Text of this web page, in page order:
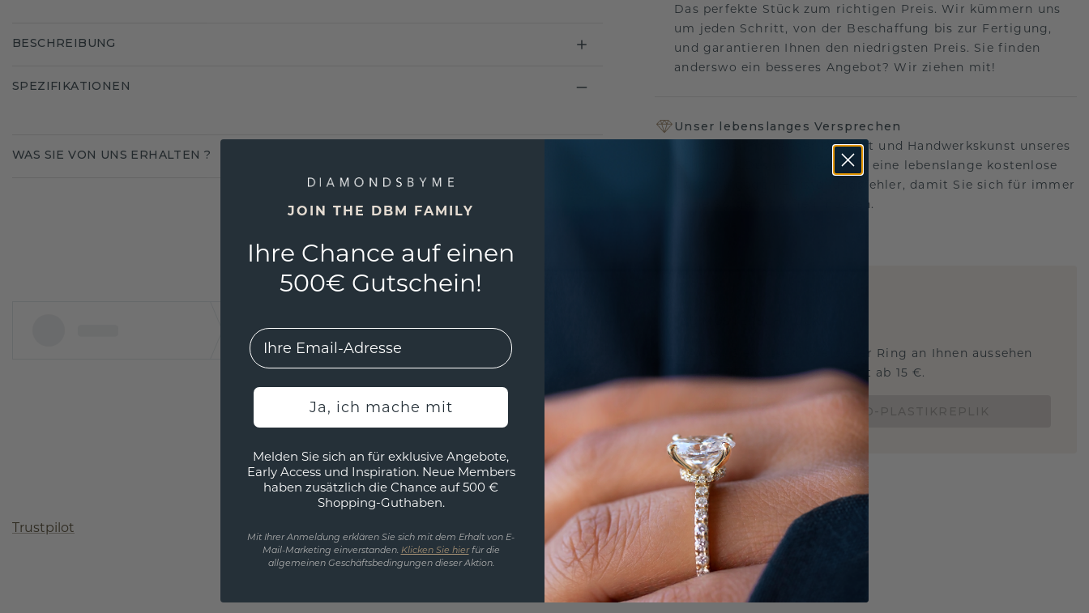
Das perfekte Stück zum richtigen Preis. Wir kümmern uns
um jeden Schritt, von der Beschaffung bis zur Fertigung,
und garantieren Ihnen den niedrigsten Preis. Sie finden
anderswo ein besseres Angebot? Wir ziehen mit!
Unser lebenslanges Versprechen
Wir stehen hinter der Qualität und Handwerkskunst unseres
Schmucks.Deshalb bieten wir eine lebenslange kostenlose
Garantie gegen Herstellungsfehler, damit Sie sich für immer
keine Sorgen machen müssen.
Wollen Sie wissen, wie dieser Ring an Ihnen aussehen
würde und ob er passt? Jetzt ab 15 €.
BESTELLE EINE 3D-PLASTIKREPLIK
BESCHREIBUNG
SPEZIFIKATIONEN
WAS SIE VON UNS ERHALTEN ?
Trustpilot
JOIN THE DBM FAMILY
Ihre Chance auf einen
500€ Gutschein!
EMail
Ja, ich mache mit
Melden Sie sich an für exklusive Angebote,
Early Access und Inspiration. Neue Members
haben zusätzlich die Chance auf 500 €
Shopping-Guthaben.
Mit Ihrer Anmeldung erklären Sie sich mit dem Erhalt von E-
Mail-Marketing einverstanden. Klicken Sie hierfür die
allgemeinen Geschäftsbedingungen dieser Aktion.